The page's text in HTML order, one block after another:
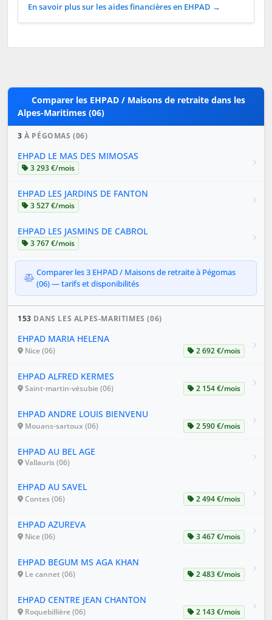
En savoir plus sur les aides financières en EHPAD →
Comparer les EHPAD / Maisons de retraite dans les
Alpes-Maritimes (06)
3 À PÉGOMAS (06)
EHPAD LE MAS DES MIMOSAS
3 293 €/mois
EHPAD LES JARDINS DE FANTON
3 527 €/mois
EHPAD LES JASMINS DE CABROL
3 767 €/mois
Comparer les 3 EHPAD / Maisons de retraite à Pégomas
(06) — tarifs et disponibilités
153 DANS LES ALPES-MARITIMES (06)
EHPAD MARIA HELENA
Nice (06) 2 692 €/mois
EHPAD ALFRED KERMES
Saint-martin-vésubie (06) 2 154 €/mois
EHPAD ANDRE LOUIS BIENVENU
Mouans-sartoux (06) 2 590 €/mois
EHPAD AU BEL AGE
Vallauris (06)
EHPAD AU SAVEL
Contes (06) 2 494 €/mois
EHPAD AZUREVA
Nice (06) 3 467 €/mois
EHPAD BEGUM MS AGA KHAN
Le cannet (06) 2 483 €/mois
EHPAD CENTRE JEAN CHANTON
Roquebillière (06) 2 143 €/mois